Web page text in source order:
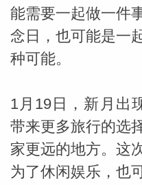
miller
能需要一起做一件
念日，也可能是一
种可能。
1月19日，新月出
带来更多旅行的选
家更远的地方。这
为了休闲娱乐，也